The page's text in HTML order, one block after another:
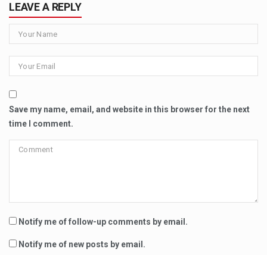
LEAVE A REPLY
Save my name, email, and website in this browser for the next
time I comment.
Notify me of follow-up comments by email.
Notify me of new posts by email.